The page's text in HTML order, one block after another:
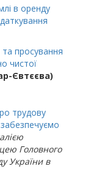
в оренду
просування
чистої
Євтєєва)
трудову
Головного
України в